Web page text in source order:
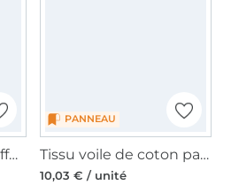
Tissu mousseline chiffon, jaune
PANNEAU
Tissu voile de coton panneau Enjoy Sorbet Beach 135 x 75 cm, jaune
10,03 € / unité